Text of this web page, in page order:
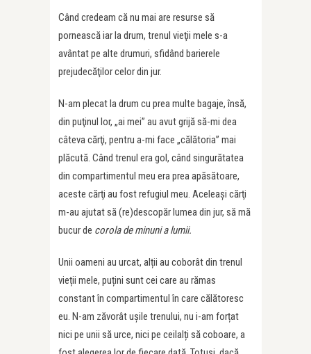
Când credeam că nu mai are resurse să
pornească iar la drum, trenul vieţii mele s-a
avântat pe alte drumuri, sfidând barierele
prejudecăţilor celor din jur.
N-am plecat la drum cu prea multe bagaje, însă,
din puţinul lor, „ai mei” au avut grijă să-mi dea
câteva cărţi, pentru a-mi face „călătoria” mai
plăcută. Când trenul era gol, când singurătatea
din compartimentul meu era prea apăsătoare,
aceste cărţi au fost refugiul meu. Aceleaşi cărţi
m-au ajutat să (re)descopăr lumea din jur, să mă
bucur de corola de minuni a lumii.
Unii oameni au urcat, alții au coborât din trenul
vieții mele, puțini sunt cei care au rămas
constant în compartimentul în care călătoresc
eu. N-am zăvorât uşile trenului, nu i-am forțat
nici pe unii să urce, nici pe ceilalți să coboare, a